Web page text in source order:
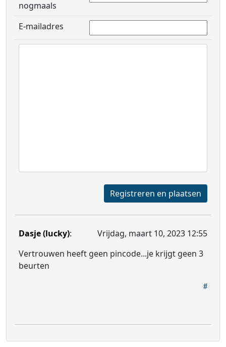
nogmaals
E-mailadres
Registreren en plaatsen
Dasje (lucky):
Vrijdag, maart 10, 2023 12:55
Vertrouwen heeft geen pincode...je krijgt geen 3
beurten